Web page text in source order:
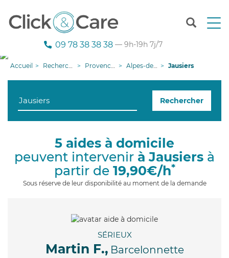
T
n
g
i
09 78 38 38 38 — 9h-19h 7j/7
Accueil Recherche aide à domicile Provence-Alpes-Côte d'Azur Alpes-de-Haute-Provence Jausiers
Rechercher
5 aides à domicile
peuvent intervenir à Jausiers à
partir de 19,90€/h*
Sous réserve de leur disponibilité au moment de la demande
SÉRIEUX
Martin F., Barcelonnette